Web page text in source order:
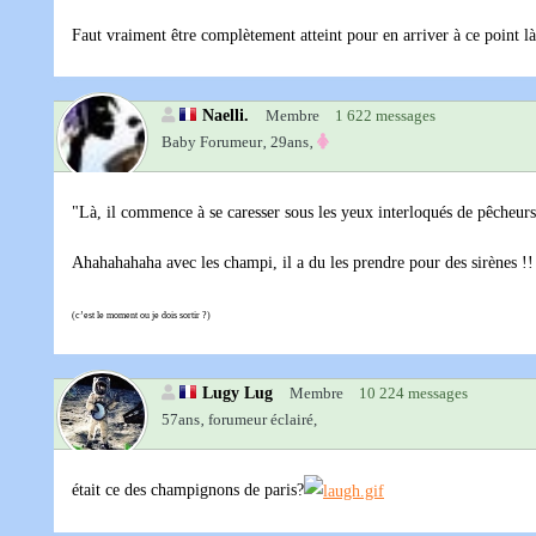
Faut vraiment être complètement atteint pour en arriver à ce point
Naelli. Membre
1 622 messages
Baby Forumeur‚ 29ans‚
"Là, il commence à se caresser sous les yeux interloqués de
Ahahahahaha avec les champi, il a du les prendre pour des sirènes !!
(c’est le moment ou je dois sortir ?)
Lugy Lug Membre
10 224 messages
57ans‚ forumeur éclairé,
était ce des champignons de paris?